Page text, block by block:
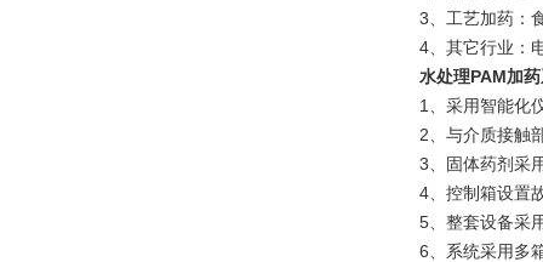
3、工艺加药：食
4、其它行业：电
水处理PAM加
1、采用智能化仪
2、与介质接触部
3、固体药剂采用
4、控制箱设置故
5、整套设备采用
6、系统采用多箱